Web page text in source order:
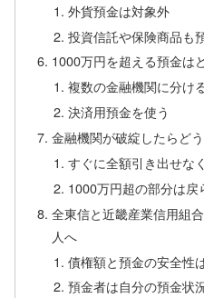
外貨預金は対象外
投資信託や保険商品も
1000万円を超える預金は
複数の金融機関に分け
決済用預金を使う
金融機関が破綻したらど
すぐに全額引き出せな
1000万円超の部分は戻
全東信と近畿産業信用組
人へ
債権額と預金の安全性
預金者は自分の預金状